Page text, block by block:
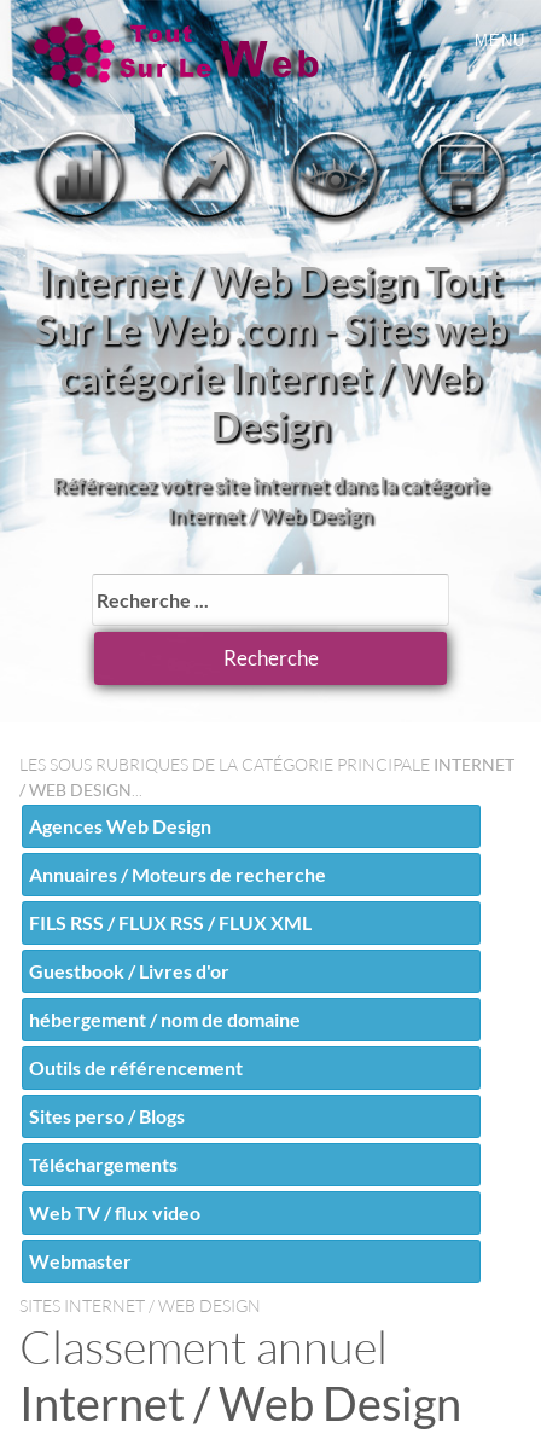
MENU
Internet / Web Design Tout
Sur Le Web .com - Sites web
catégorie Internet / Web
Design
Référencez votre site internet dans la catégorie
Internet / Web Design
LES SOUS RUBRIQUES DE LA CATÉGORIE PRINCIPALE INTERNET
/ WEB DESIGN
Agences Web Design
Annuaires / Moteurs de recherche
FILS RSS / FLUX RSS / FLUX XML
Guestbook / Livres d'or
hébergement / nom de domaine
Outils de référencement
Sites perso / Blogs
Téléchargements
Web TV / flux video
Webmaster
SITES INTERNET / WEB DESIGN
Classement annuel
Internet / Web Design